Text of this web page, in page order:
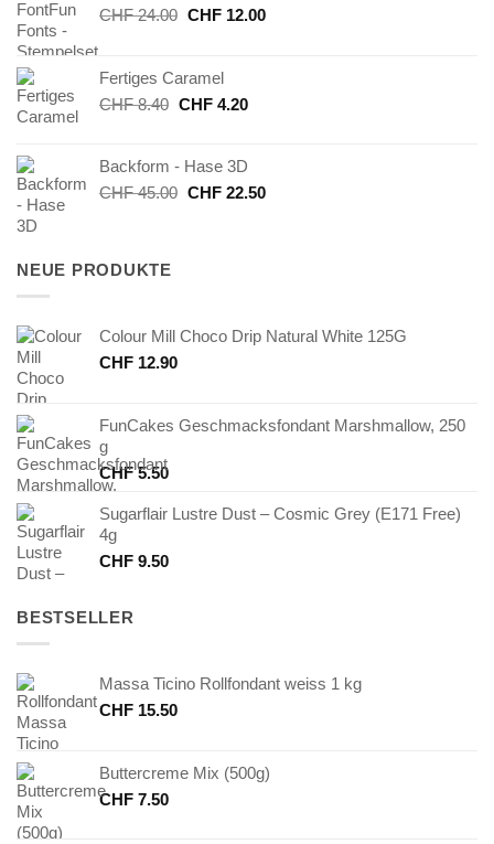
CHF24.00 Ursprünglicher
CHF 24.00
CHF12.00Aktueller
Fertiges Caramel
CHF8.40 Ursprünglicher
CHF 8.40
CHF4.20Aktueller
CHF 4.20.
Backform - Hase 3D
CHF45.00 Ursprünglicher
CHF22.50Aktueller
NEUE PRODUKTE
Colour Mill Choco Drip Natural White 125G
CHF 12.90
FunCakes Geschmacksfondant Marshmallow, 250
g
CHF5.50
Sugarflair Lustre Dust – Cosmic Grey (E171 Free)
4g
CHF 9.50
BESTSELLER
Massa Ticino Rollfondant weiss 1 kg
CHF 15.50
Buttercreme Mix (500g)
CHF 7.50